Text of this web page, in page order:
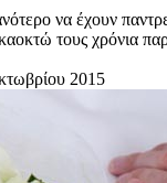
να έχουν
τους χρόνια
2015